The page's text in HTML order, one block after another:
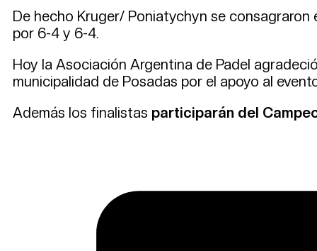
De hecho Kruger/ Poniatychyn se
por 6-4 y 6-4.
Hoy la Asociación Argentina de Padel
municipalidad de Posadas por el apoyo al
Además los finalistas participarán del